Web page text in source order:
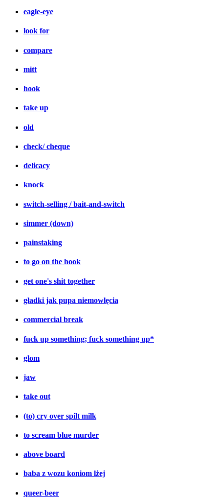
eagle-eye
look for
compare
mitt
hook
take up
old
check/ cheque
delicacy
knock
switch-selling / bait-and-switch
simmer (down)
painstaking
to go on the hook
get one's shit together
gładki jak pupa niemowlęcia
commercial break
fuck up something; fuck something up*
glom
jaw
take out
(to) cry over spilt milk
to scream blue murder
above board
baba z wozu koniom lżej
queer-beer